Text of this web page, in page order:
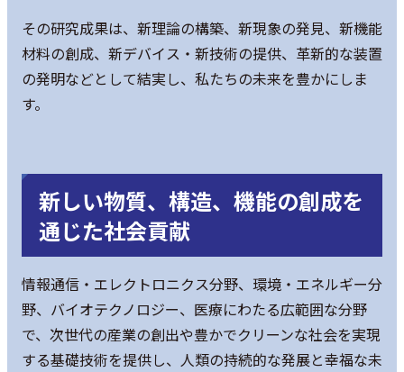
その研究成果は、新理論の構築、新現象の発見、新機能
材料の創成、新デバイス・新技術の提供、革新的な装置
の発明などとして結実し、私たちの未来を豊かにしま
す。
新しい物質、構造、機能の創成を
通じた社会貢献
情報通信・エレクトロニクス分野、環境・エネルギー分
野、バイオテクノロジー、医療にわたる広範囲な分野
で、次世代の産業の創出や豊かでクリーンな社会を実現
する基礎技術を提供し、人類の持続的な発展と幸福な未